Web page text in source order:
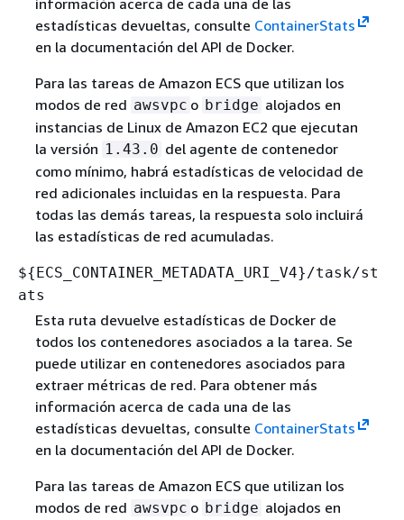
información acerca de cada una de las
estadísticas devueltas, consulte ContainerStats
en la documentación del API de Docker.
Para las tareas de Amazon ECS que utilizan los
modos de red awsvpc o bridge alojados en
instancias de Linux de Amazon EC2 que ejecutan
la versión 1.43.0 del agente de contenedor
como mínimo, habrá estadísticas de velocidad de
red adicionales incluidas en la respuesta. Para
todas las demás tareas, la respuesta solo incluirá
las estadísticas de red acumuladas.
${ECS_CONTAINER_METADATA_URI_V4}/task/st
ats
Esta ruta devuelve estadísticas de Docker de
todos los contenedores asociados a la tarea. Se
puede utilizar en contenedores asociados para
extraer métricas de red. Para obtener más
información acerca de cada una de las
estadísticas devueltas, consulte ContainerStats
en la documentación del API de Docker.
Para las tareas de Amazon ECS que utilizan los
modos de red awsvpc o bridge alojados en